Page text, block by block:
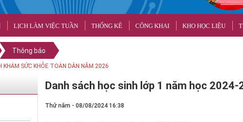
LỊCH LÀM VIỆC TUẦN THỐNG KÊ CÔNG KHAI KHO HỌC LIỆU
Thông báo
Giỗ tổ Hùng Vương và kỷ niệm ngày Giải phóng miền Nam
Danh sách học sinh lớp 1 năm học 2024-
Thứ năm - 08/08/2024 16:38